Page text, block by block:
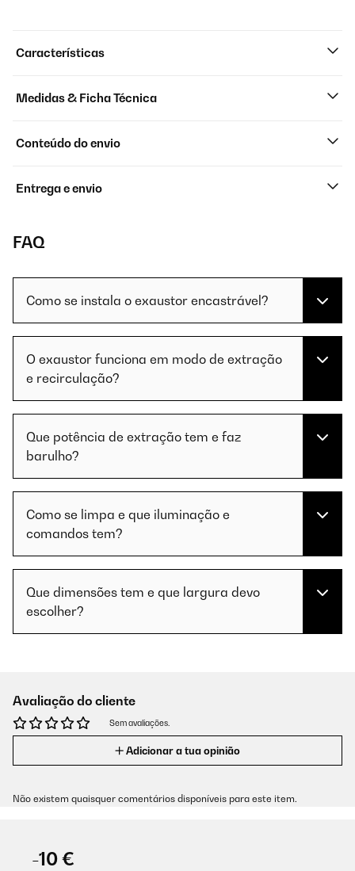
Características
Medidas & Ficha Técnica
Conteúdo do envio
Entrega e envio
FAQ
Como se instala o exaustor encastrável?
O exaustor funciona em modo de extração
e recirculação?
Que potência de extração tem e faz
barulho?
Como se limpa e que iluminação e
comandos tem?
Que dimensões tem e que largura devo
escolher?
Avaliação do cliente
Sem avaliações.
Adicionar a tua opinião
Não existem quaisquer comentários disponíveis para este item.
-10 €